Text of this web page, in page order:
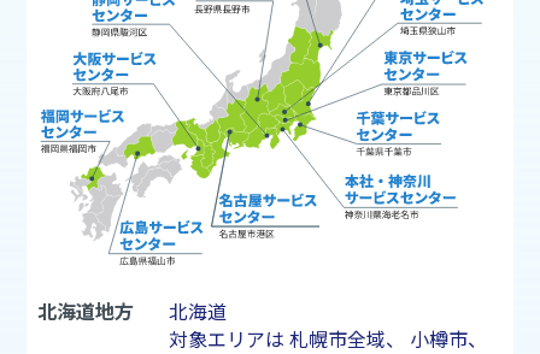
北海道地方
北海道
対象エリアは 札幌市全域、 小樽市、